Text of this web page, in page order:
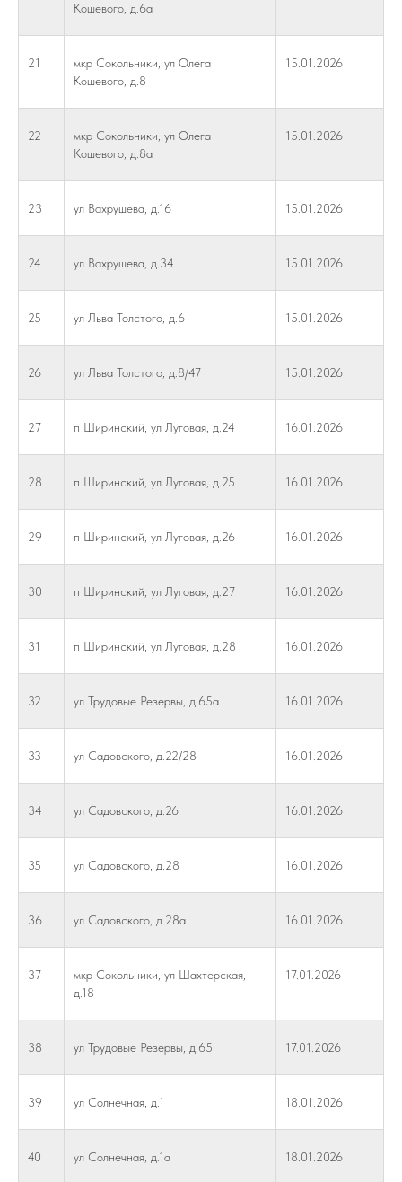
Кошевого, д.6а
21
мкр Сокольники, ул Олега
Кошевого, д.8
15.01.2026
22
мкр Сокольники, ул Олега
Кошевого, д.8а
15.01.2026
23 ул Вахрушева, д.16 15.01.2026
24 ул Вахрушева, д.34 15.01.2026
25 ул Льва Толстого, д.6 15.01.2026
26 ул Льва Толстого, д.8/47 15.01.2026
27 п Ширинский, ул Луговая, д.24 16.01.2026
28 п Ширинский, ул Луговая, д.25 16.01.2026
29 п Ширинский, ул Луговая, д.26 16.01.2026
30 п Ширинский, ул Луговая, д.27 16.01.2026
31 п Ширинский, ул Луговая, д.28 16.01.2026
32 ул Трудовые Резервы, д.65а 16.01.2026
33 ул Садовского, д.22/28 16.01.2026
34 ул Садовского, д.26 16.01.2026
35 ул Садовского, д.28 16.01.2026
36 ул Садовского, д.28а 16.01.2026
37
мкр Сокольники, ул Шахтерская,
д.18
17.01.2026
38 ул Трудовые Резервы, д.65 17.01.2026
39 ул Солнечная, д.1 18.01.2026
40 ул Солнечная, д.1а 18.01.2026